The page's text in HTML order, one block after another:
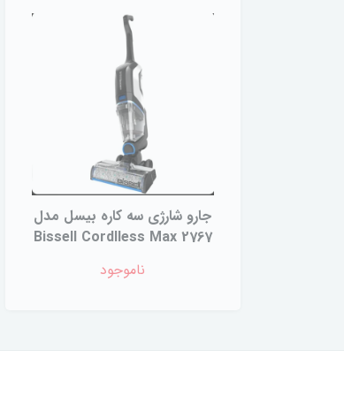
جارو شارژی سه کاره بیسل مدل
Bissell Cordlless Max 2767
ناموجود